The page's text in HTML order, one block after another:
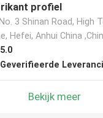
profiel
No. 3 Shinan Road, High
Hefei, Anhui China
5.0
Geverifieerde
Bekijk meer